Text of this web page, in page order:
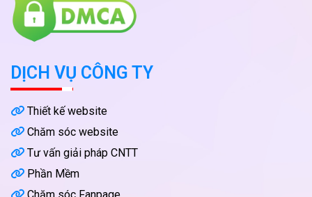
DỊCH VỤ CÔNG TY
Thiết kế website
Chăm sóc website
Tư vấn giải pháp CNTT
Phần Mềm